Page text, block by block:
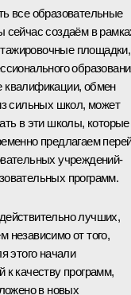
все образовательные
создаём в
площадки,
квалификации, обмен
сильных школ, может
в эти школы, которые
предлагаем
учреждений-
программ.
лучших,
независимо от того,
этого начали
к качеству программ,
в новых